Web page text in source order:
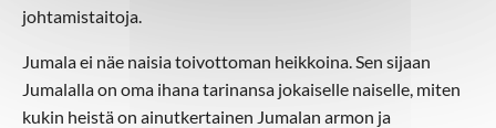
johtamistaitoja.
Jumala ei näe naisia toivottoman heikkoina. Sen sijaan
Jumalalla on oma ihana tarinansa jokaiselle naiselle, miten
kukin heistä on ainutkertainen Jumalan armon ja